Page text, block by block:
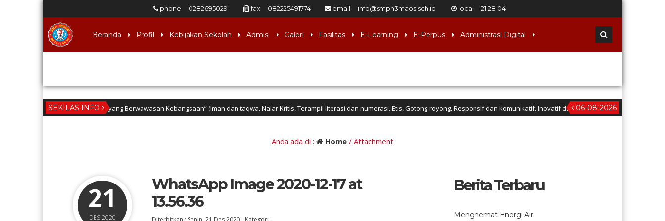
phone 0282695029 fax 082225491774 email info@smpn3maos.sch.id local 21:28 05
Beranda Profil Kebijakan Sekolah Admisi Galeri Fasilitas E-Learning E-Perpus Administrasi Digital
SEKILAS INFO 06-08-2026
lulusan berINTEGRITAS yang Berwawasan Kebangsaan” (Iman dan taqwa, Nalar Kritis, Terampil literasi dan numerasi, Etis, Gotong-royong, Responsif dan komunikatif, Inovatif dan Kreatif, Tangguh dan mandiri, Asri,
Anda ada di : Home / Attachment
21
DES 2020
WhatsApp Image 2020-12-17 at
13.56.36
Diterbitkan : Senin, 21 Des 2020- Kategori :
Berita Terbaru
Menghemat Energi Air